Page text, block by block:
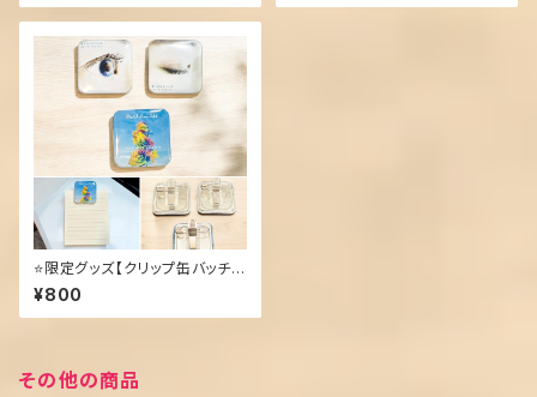
⭐️限定グッズ【クリップ缶バッチ３
個セット】
¥800
その他の商品